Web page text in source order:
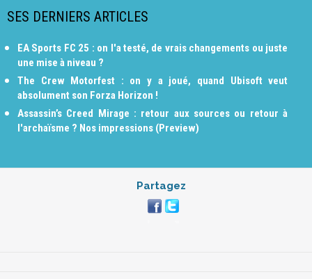
SES DERNIERS ARTICLES
EA Sports FC 25 : on l'a testé, de vrais changements ou juste
une mise à niveau ?
The Crew Motorfest : on y a joué, quand Ubisoft veut
absolument son Forza Horizon !
Assassin’s Creed Mirage : retour aux sources ou retour à
l'archaïsme ? Nos impressions (Preview)
Partagez